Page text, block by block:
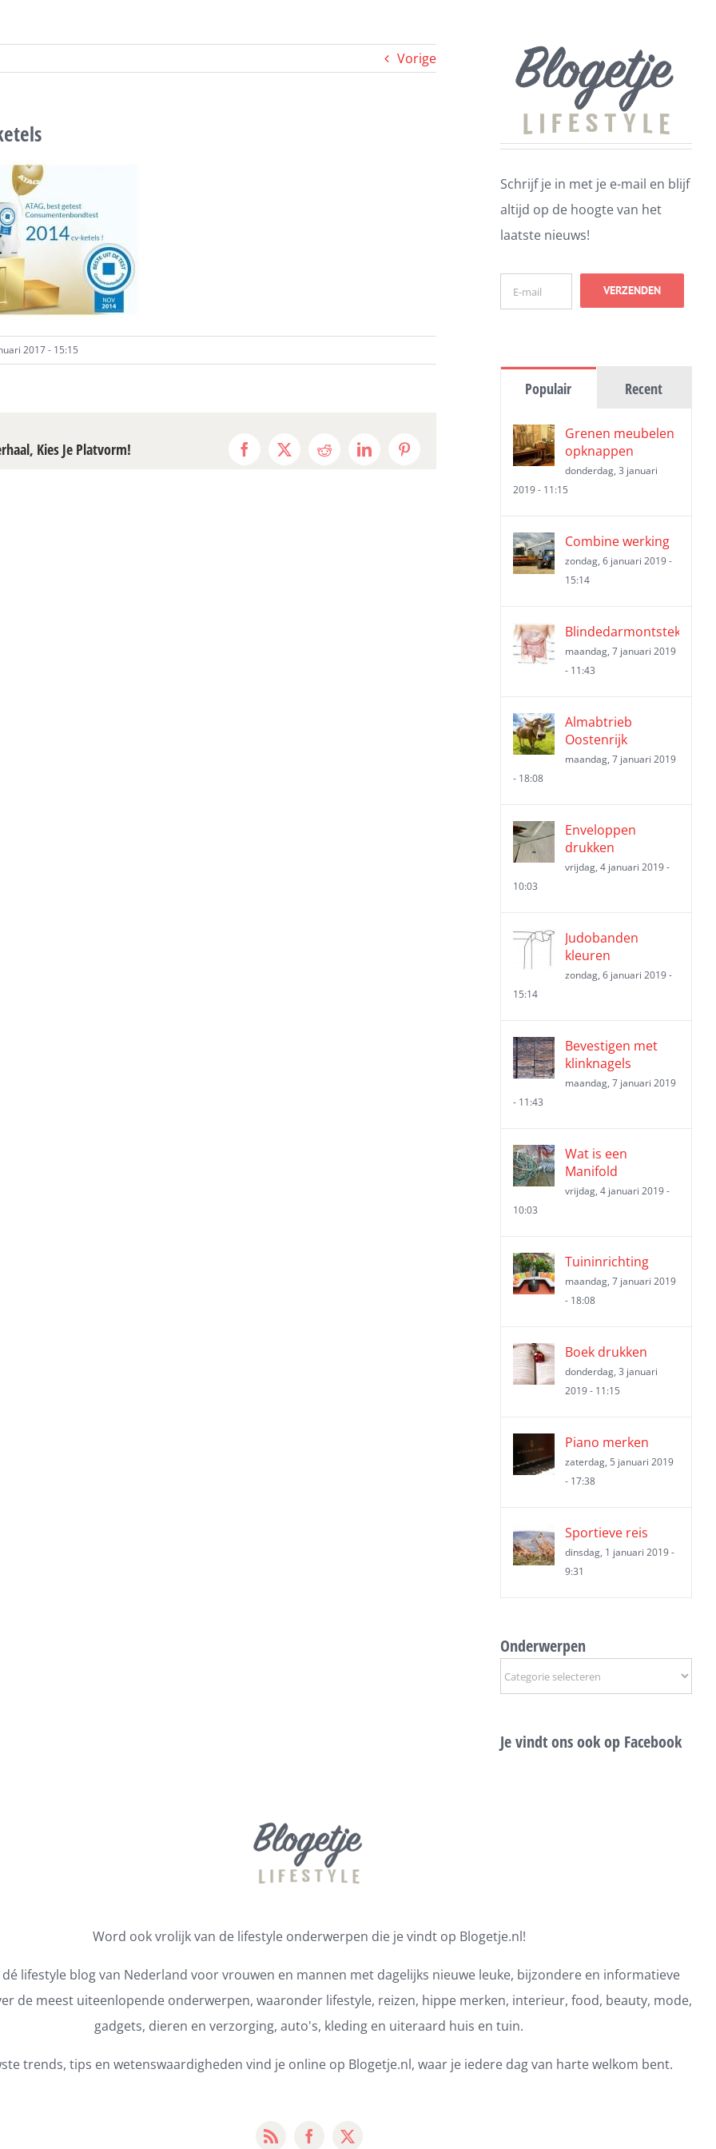
Vorige
2017 - 15:15
Kies Je Platvorm! Facebook
X Reddit LinkedInPinterest
Schrijf je in met je e-mail en blijf
altijd op de hoogte van het
laatste nieuws!
Populair Recent
Grenen meubelen
opknappen
donderdag, 3 januari
2019 - 11:15
Combine werking
zondag, 6 januari 2019 -
15:14
Blindedarmontsteking
maandag, 7 januari 2019
- 11:43
Almabtrieb
Oostenrijk
maandag, 7 januari 2019
- 18:08
Enveloppen
drukken
vrijdag, 4 januari 2019 -
10:03
Judobanden
kleuren
zondag, 6 januari 2019 -
15:14
Bevestigen met
klinknagels
maandag, 7 januari 2019
- 11:43
Wat is een
Manifold
vrijdag, 4 januari 2019 -
10:03
Tuininrichting
maandag, 7 januari 2019
- 18:08
Boek drukken
donderdag, 3 januari
2019 - 11:15
Piano merken
zaterdag, 5 januari 2019
- 17:38
Sportieve reis
dinsdag, 1 januari 2019 -
9:31
Onderwerpen
Onderwerpen
Je vindt ons ook op Facebook
Word ook vrolijk van de lifestyle onderwerpen die je vindt op Blogetje.nl!
lifestyle blog van Nederland voor vrouwen en mannen met dagelijks nieuwe leuke, bijzondere en informatieve
de meest uiteenlopende onderwerpen, waaronder lifestyle, reizen, hippe merken, interieur, food, beauty, mode,
gadgets, dieren en verzorging, auto's, kleding en uiteraard huis en tuin.
trends, tips en wetenswaardigheden vind je online op Blogetje.nl, waar je iedere dag van harte welkom bent.